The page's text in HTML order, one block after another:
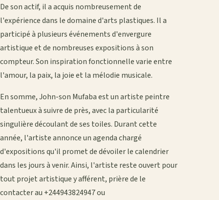
De son actif, il a acquis nombreusement de
l'expérience dans le domaine d'arts plastiques. Il a
participé à plusieurs événements d'envergure
artistique et de nombreuses expositions à son
compteur. Son inspiration fonctionnelle varie entre
l'amour, la paix, la joie et la mélodie musicale.
En somme, John-son Mufaba est un artiste peintre
talentueux à suivre de près, avec la particularité
singulière découlant de ses toiles. Durant cette
année, l'artiste annonce un agenda chargé
d'expositions qu'il promet de dévoiler le calendrier
dans les jours à venir. Ainsi, l'artiste reste ouvert pour
tout projet artistique y afférent, prière de le
contacter au +244943824947 ou